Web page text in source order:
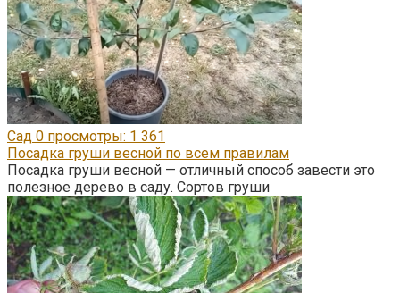
Сад 0 просмотры: 1 361
Посадка груши весной по всем правилам
Посадка груши весной — отличный способ завести это
полезное дерево в саду. Сортов груши